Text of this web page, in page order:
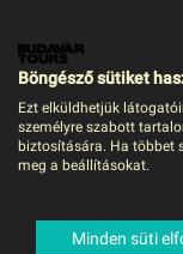
Lille
A
Böngésző sütiket
Ezt elküldhetjük
személyre szabott
biztosítására. Ha többet
meg a beállításokat.
Minden süti